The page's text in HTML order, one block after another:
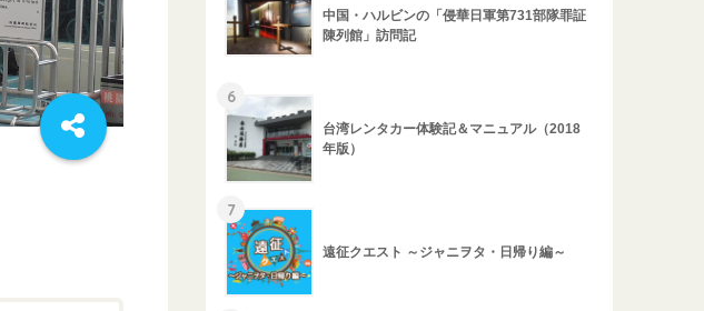
中国・ハルビンの「侵華日軍第731部隊罪証
陳列館」訪問記
6
台湾レンタカー体験記＆マニュアル（2018
年版）
7
遠征クエスト ～ジャニヲタ・日帰り編～